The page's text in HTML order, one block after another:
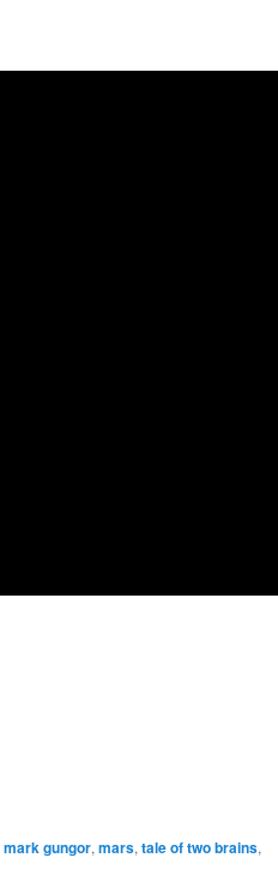
mark gungor, mars, tale of two brains,